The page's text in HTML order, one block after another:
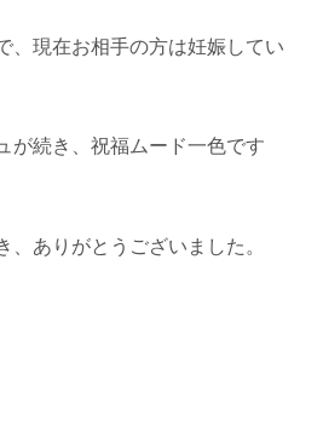
、現在お相手の方は妊娠してい
が続き、祝福ムード一色です
、ありがとうございました。